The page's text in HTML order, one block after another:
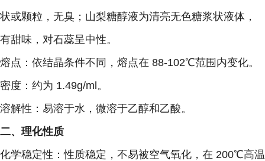
状或颗粒，无臭；山梨糖醇液为清亮无色糖浆状液体，
有甜味，对石蕊呈中性。
熔点：依结晶条件不同，熔点在 88-102℃范围内变化。
密度：约为 1.49g/ml。
溶解性：易溶于水，微溶于乙醇和乙酸。
二、理化性质
化学稳定性：性质稳定，不易被空气氧化，在 200℃高温